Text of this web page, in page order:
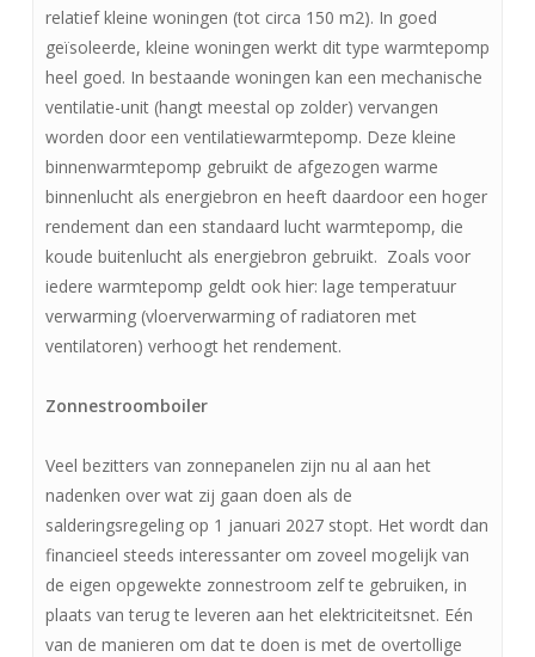
relatief kleine woningen (tot circa 150 m2). In goed
geïsoleerde, kleine woningen werkt dit type warmtepomp
heel goed. In bestaande woningen kan een mechanische
ventilatie-unit (hangt meestal op zolder) vervangen
worden door een ventilatiewarmtepomp. Deze kleine
binnenwarmtepomp gebruikt de afgezogen warme
binnenlucht als energiebron en heeft daardoor een hoger
rendement dan een standaard lucht warmtepomp, die
koude buitenlucht als energiebron gebruikt. Zoals voor
iedere warmtepomp geldt ook hier: lage temperatuur
verwarming (vloerverwarming of radiatoren met
ventilatoren) verhoogt het rendement.
Zonnestroomboiler
Veel bezitters van zonnepanelen zijn nu al aan het
nadenken over wat zij gaan doen als de
salderingsregeling op 1 januari 2027 stopt. Het wordt dan
financieel steeds interessanter om zoveel mogelijk van
de eigen opgewekte zonnestroom zelf te gebruiken, in
plaats van terug te leveren aan het elektriciteitsnet. Eén
van de manieren om dat te doen is met de overtollige